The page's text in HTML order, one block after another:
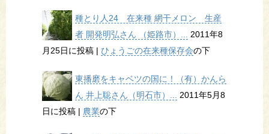
種とり人24 在来種 網干メロン 生産
者 開発明弘さん （姫路市）... 2011年8
月25日に投稿 | ひょうごの在来種保存会の下
東播磨をキャベツの国に！（有）かんら
ん 井上聡さん（明石市）... 2011年5月8
日に投稿 | 農業の下